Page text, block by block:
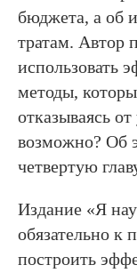
бюджета, а об
тратам. Автор
использовать
методы,
отказываясь
возможно? Об
четвертую
Издание «Я
обязательно к
построить